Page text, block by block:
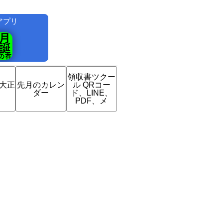
プリ
正 先月のカレン
ダー
領収書ツクー
ル QRコー
ド、LINE、
PDF、メ